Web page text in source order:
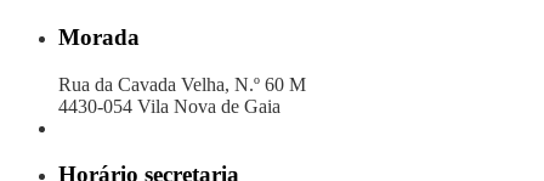
Morada
Rua da Cavada Velha, N.º 60 M
4430-054 Vila Nova de Gaia
Horário secretaria